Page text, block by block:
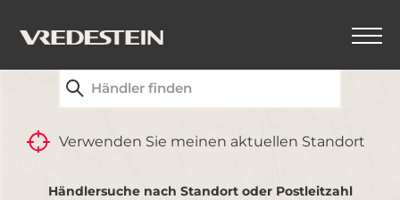
VREDESTEIN-HÄNDLER
Verwenden Sie meinen aktuellen Standort
Händlersuche nach Standort oder Postleitzahl